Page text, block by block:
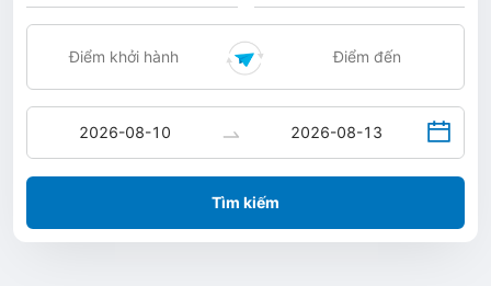
Tìm kiếm